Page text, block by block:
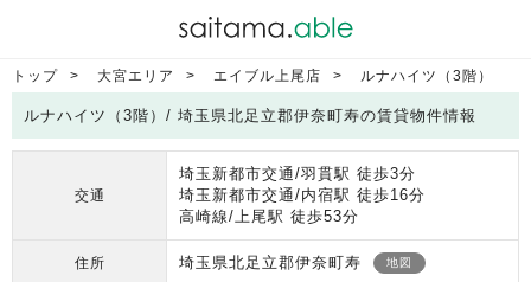
トップ 大宮エリア エイブル上尾店 ルナハイツ（3階）
ルナハイツ（3階）/ 埼玉県北足立郡伊奈町寿の賃貸物件情報
交通
埼玉新都市交通/羽貫駅 徒歩3分
埼玉新都市交通/内宿駅 徒歩16分
高崎線/上尾駅 徒歩53分
住所 埼玉県北足立郡伊奈町寿 地図